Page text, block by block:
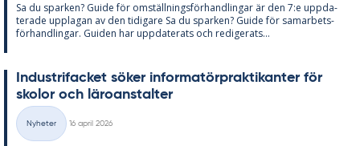
Sa du spar­ken? Guide för om­ställ­nings­för­hand­ling­ar är den 7:e upp­da­
te­ra­de upp­la­gan av den ti­di­ga­re Sa du spar­ken? Guide för sam­ar­bets­
för­hand­ling­ar. Gui­den har upp­da­te­ra­ts och re­di­ge­ra­ts...
In­du­stri­fac­ket sö­ker in­for­ma­törprak­ti­kan­ter för
sko­lor och läro­an­stal­ter
Kategorier
Nyheter
16 april 2026